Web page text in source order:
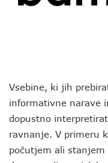
Vsebine, ki jih
informativne narave
dopustno
ravnanje. V primeru
počutjem ali